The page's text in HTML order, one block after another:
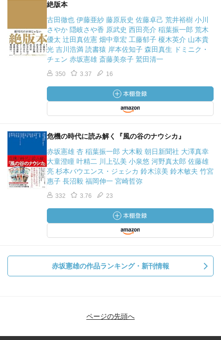
絶版本
古田徹也 伊藤亜紗 藤原辰史 佐藤卓己 荒井裕樹 小川
さやか 隠岐さや香 原武史 西田亮介 稲葉振一郎 荒木
優太 辻田真佐憲 畑中章宏 工藤郁子 榎木英介 山本貴
光 吉川浩満 読書猿 岸本佐知子 森田真生 ドミニク・
チェン 赤坂憲雄 斎藤美奈子 鷲田清一
350 3.37 16
危機の時代に読み解く『風の谷のナウシカ』
赤坂憲雄 杏 稲葉振一郎 大木毅 朝日新聞社 大澤真幸
大童澄瞳 叶精二 川上弘美 小泉悠 河野真太郎 佐藤雄
亮 杉本バウエンス・ジェシカ 鈴木涼美 鈴木敏夫 竹宮
惠子 長沼毅 福岡伸一 宮崎哲弥
332 3.76 23
赤坂憲雄の作品ランキング・新刊情報
ページの先頭へ